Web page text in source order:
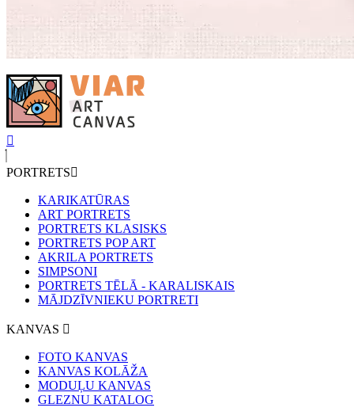
PORTRETS
KARIKATŪRAS
ART PORTRETS
PORTRETS KLASISKS
PORTRETS POP ART
AKRILA PORTRETS
SIMPSONI
PORTRETS TĒLĀ - KARALISKAIS
MĀJDZĪVNIEKU PORTRETI
KANVAS
FOTO KANVAS
KANVAS KOLĀŽA
MODUĻU KANVAS
GLEZNU KATALOG